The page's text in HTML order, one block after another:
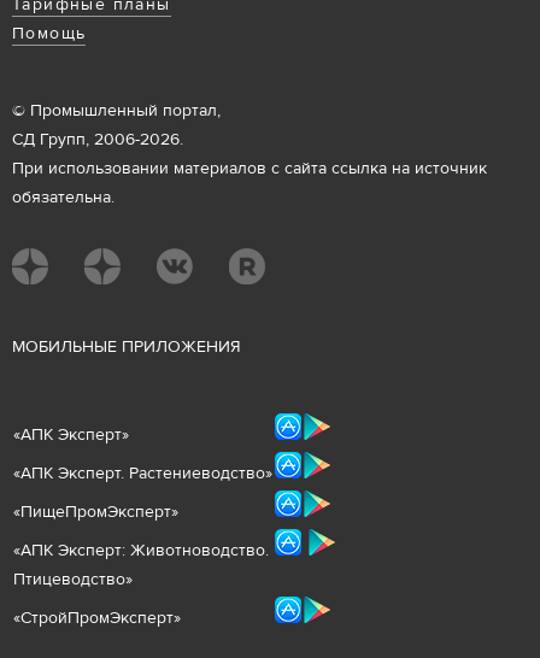
Тарифные планы
Помощь
© Промышленный портал,
СД Групп, 2006-2026.
При использовании материалов с сайта ссылка на источник
обязательна.
МОБИЛЬНЫЕ ПРИЛОЖЕНИЯ
«АПК Эксперт»
«АПК Эксперт. Растениеводство»
«ПищеПромЭксперт»
«АПК Эксперт: Животноводство.
Птицеводство»
«СтройПромЭксперт»